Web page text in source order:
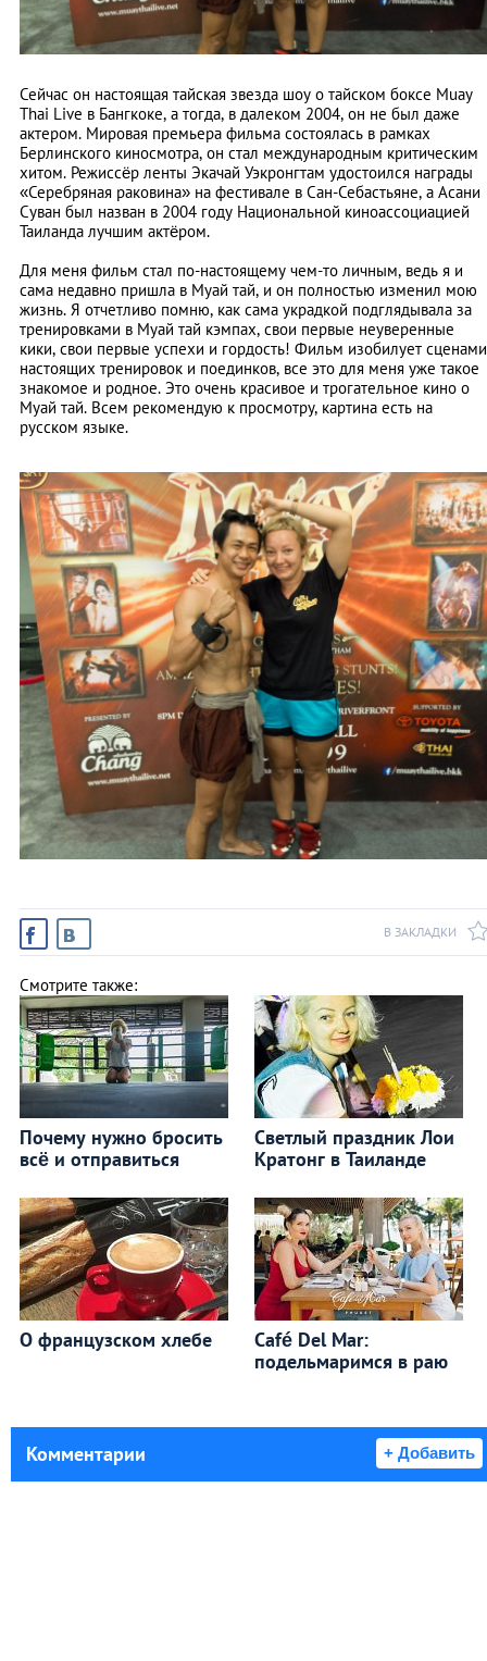
Сейчас он настоящая тайская звезда шоу о тайском боксе Muay
Thai Live в Бангкоке, а тогда, в далеком 2004, он не был даже
актером. Мировая премьера фильма состоялась в рамках
Берлинского киносмотра, он стал международным критическим
хитом. Режиссёр ленты Экачай Уэкронгтам удостоился награды
«Серебряная раковина» на фестивале в Сан-Себастьяне, а Асани
Суван был назван в 2004 году Национальной киноассоциацией
Таиланда лучшим актёром.
Для меня фильм стал по-настоящему чем-то личным, ведь я и
сама недавно пришла в Муай тай, и он полностью изменил мою
жизнь. Я отчетливо помню, как сама украдкой подглядывала за
тренировками в Муай тай кэмпах, свои первые неуверенные
кики, свои первые успехи и гордость! Фильм изобилует сценами
настоящих тренировок и поединков, все это для меня уже такое
знакомое и родное. Это очень красивое и трогательное кино о
Муай тай. Всем рекомендую к просмотру, картина есть на
русском языке.
В ЗАКЛАДКИ
Смотрите также:
Почему нужно бросить
всё и отправиться
Светлый праздник Лои
Кратонг в Таиланде
О французском хлебе
Café Del Mar:
подельмаримся в раю
Комментарии + Добавить